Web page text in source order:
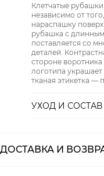
Клетчатые рубашки
независимо от
нараспашку
рубашка с
поставляется со
деталей.
стороне
логотипа
тканая этикетка —
УХОД И СОСТАВ
ГЛАЖЕНИЕ:не
ДОСТАВКА И